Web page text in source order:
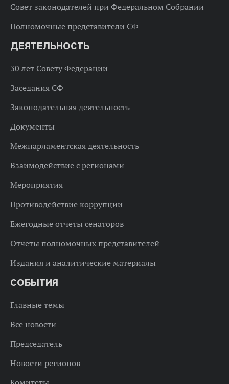
Совет законодателей при Федеральном Собрании
Полномочные представители СФ
ДЕЯТЕЛЬНОСТЬ
30 лет Совету Федерации
Заседания СФ
Законодательная деятельность
Документы
Межпарламентская деятельность
Взаимодействие с регионами
Мероприятия
Противодействие коррупции
Ежегодные отчеты сенаторов
Отчеты полномочных представителей
Издания и аналитические материалы
СОБЫТИЯ
Главные темы
Все новости
Председатель
Новости регионов